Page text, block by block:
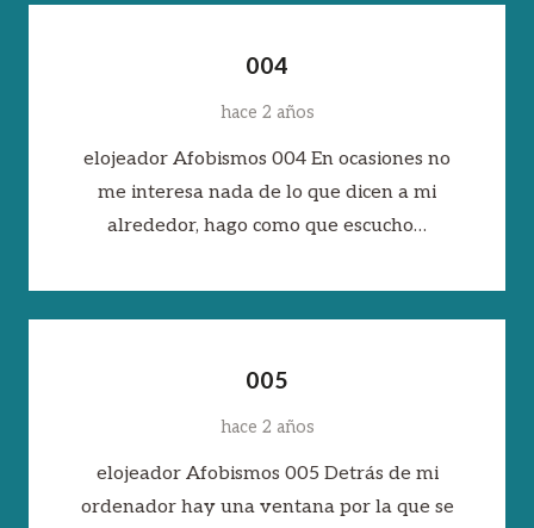
004
hace 2 años
elojeador Afobismos 004 En ocasiones no
me interesa nada de lo que dicen a mi
alrededor, hago como que escucho…
005
hace 2 años
elojeador Afobismos 005 Detrás de mi
ordenador hay una ventana por la que se